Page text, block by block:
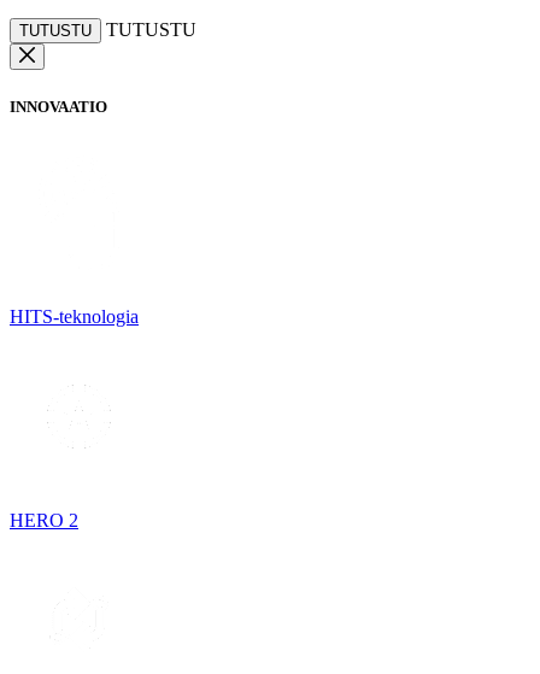
TUTUSTU TUTUSTU
INNOVAATIO
HITS-teknologia
HERO 2